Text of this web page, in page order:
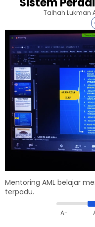
Talhah Lukman
Mentoring AML belajar
terpadu.
A-